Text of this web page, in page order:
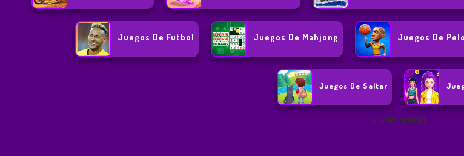
Juegos De Futbol Juegos De Mahjong Juegos De
Juegos De Saltar
ADVERTISEMENT